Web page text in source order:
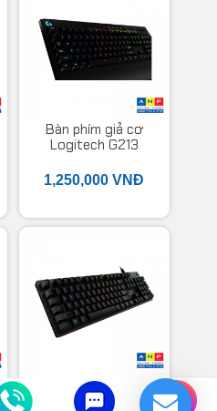
Bàn phím giả cơ
Logitech G213
1,250,000 VNĐ
Bàn phím cơ Logitech
G512 RGB Romer-G